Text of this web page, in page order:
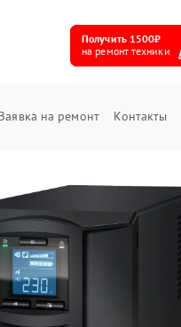
Получить 1500₽
на ремонт техники
на ремонт Контакты